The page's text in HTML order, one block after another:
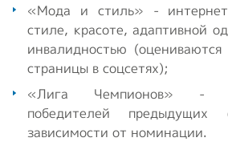
«Мода и стиль» -
стиле, красоте, адаптивной
инвалидностью
страницы в соцсетях);
«Лига Чемпионов» -
победителей предыдущих
зависимости от номинации.